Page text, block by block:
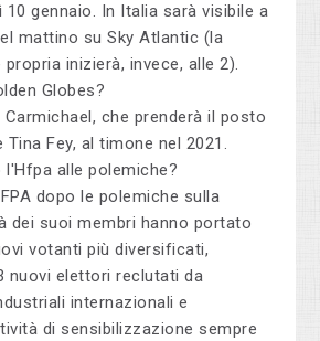
10 gennaio. In Italia sarà visibile a
mattino su Sky Atlantic (la
inizierà, invece, alle 2).
Globes?
Carmichael, che prenderà il posto
Tina Fey, al timone nel 2021.
l'Hfpa alle polemiche?
dopo le polemiche sulla
dei suoi membri hanno portato
votanti più diversificati,
nuovi elettori reclutati da
internazionali e
di sensibilizzazione sempre